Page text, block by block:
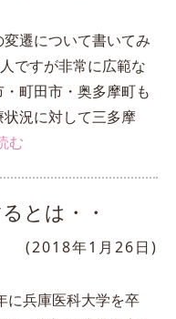
遷について書いてみ
ですが非常に広範な
町田市・奥多摩町も
況に対して三多摩
む
とは・・
(2018年1月26日)
に兵庫医科大学を卒